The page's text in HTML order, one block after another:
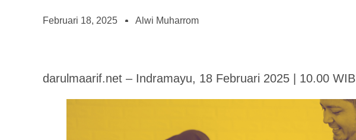
Februari 18, 2025 Alwi Muharrom
darulmaarif.net – Indramayu, 18 Februari 2025 | 10.00 WIB